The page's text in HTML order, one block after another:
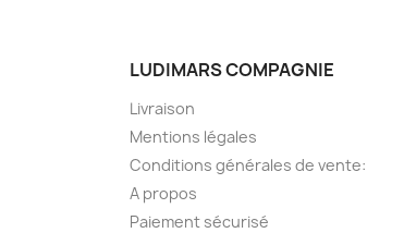
LUDIMARS COMPAGNIE
Livraison
Mentions légales
Conditions générales de vente:
A propos
Paiement sécurisé